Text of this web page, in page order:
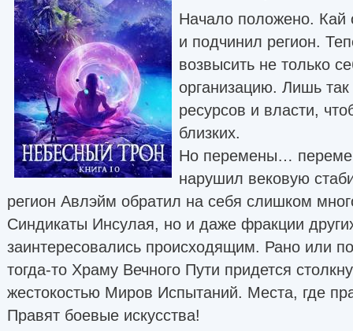
Начало положено. Кай
и подчинил регион.
возвысить не только
организацию. Лишь так
ресурсов и власти,
близких.
Но перемены…
нарушил вековую
регион Авлэйм обратил на себя слишком
Синдикаты Инсулая, но и даже фракции
заинтересовались происходящим. Рано или
тогда-то Храму Вечного Пути придется
жестокостью Миров Испытаний. Места, где
Правят боевые искусства!